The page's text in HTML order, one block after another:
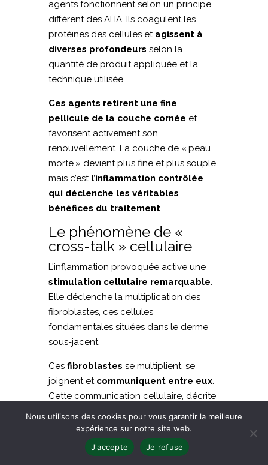
agents fonctionnent selon un principe
différent des AHA. Ils coagulent les
protéines des cellules et agissent à
diverses profondeurs selon la
quantité de produit appliquée et la
technique utilisée.
Ces agents retirent une fine
pellicule de la couche cornée et
favorisent activement son
renouvellement. La couche de « peau
morte » devient plus fine et plus souple,
mais c’est l’inflammation contrôlée
qui déclenche les véritables
bénéfices du traitement.
Le phénomène de «
cross-talk » cellulaire
L’inflammation provoquée active une
stimulation cellulaire remarquable.
Elle déclenche la multiplication des
fibroblastes, ces cellules
fondamentales situées dans le derme
sous-jacent.
Ces fibroblastes se multiplient, se
joignent et communiquent entre eux.
Cette communication cellulaire, décrite
en biologie sous le terme de
« cross-
, désigne cette « discussion »
entre cellules de part et d’autre de la
barrière dermoépidermique.
Nous utilisons des cookies pour vous garantir la meilleure
expérience sur notre site web.
J'accepte
Je refuse